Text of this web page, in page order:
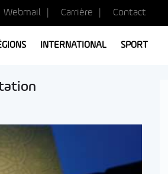
Webmail Carrière Contact
INTERNATIONAL SPORT